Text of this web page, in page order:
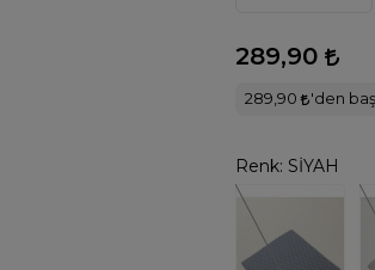
289,90
289,90 'den
Renk: SİYAH